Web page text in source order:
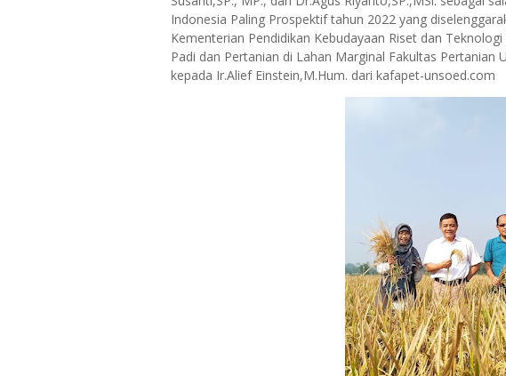
Indonesia Paling Prospektif tahun 2022 yang
Kementerian Pendidikan Kebudayaan Riset dan
Padi dan Pertanian di Lahan Marginal Fakultas Pertanian
kepada Ir.Alief Einstein,M.Hum. dari kafapet-unsoed.com